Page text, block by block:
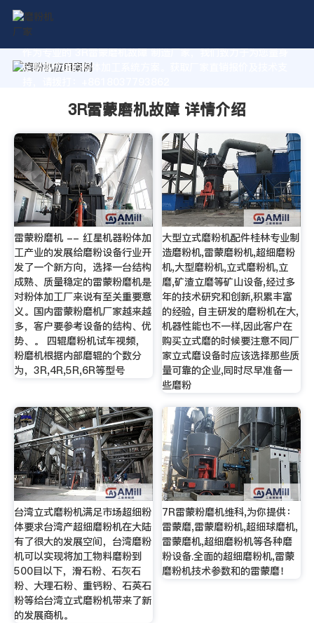
作为专业的 3R雷蒙磨机故障 制造厂家，我们致力于为您量身
定制高价值的粉体加工系统方案。获取厂家直销报价及技术支
3R雷蒙磨机故障 详情介绍
雷蒙粉磨机 -- 红星机器粉体加
工产业的发展给磨粉设备行业开
发了一个新方向，选择一台结构
成熟、质量稳定的雷蒙粉磨机是
对粉体加工厂来说有至关重要意
义。国内雷蒙粉磨机厂家越来越
多，客户要参考设备的结构、优
势、。 四辊磨粉机试车视频，
粉磨机根据内部磨辊的个数分
为，3R,4R,5R,6R等型号
大型立式磨粉机配件桂林专业制
造磨粉机,雷蒙磨粉机,超细磨粉
机,大型磨粉机,立式磨粉机,立
磨,矿渣立磨等矿山设备,经过多
年的技术研究和创新,积累丰富
的经验, 自主研发的磨粉机在大,
机器性能也不一样,因此客户在
购买立式磨的时候要注意不同厂
家立式磨设备时应该选择那些质
量可靠的企业,同时尽早准备一
些磨粉
台湾立式磨粉机满足市场超细粉
体要求台湾产超细磨粉机在大陆
有了很大的发展空间，台湾磨粉
机可以实现将加工物料磨粉到
500目以下，滑石粉、石灰石
粉、大理石粉、重钙粉、石英石
粉等给台湾立式磨粉机带来了新
的发展商机。
7R雷蒙粉磨机维科,为你提供：
雷蒙磨,雷蒙磨粉机,超细球磨机,
雷蒙磨机,超细磨粉机等各种磨
粉设备.全面的超细磨粉机,雷蒙
磨粉机技术参数和的雷蒙磨！